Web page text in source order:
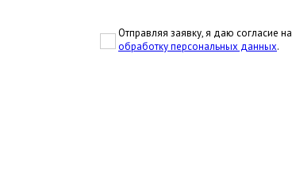
Отправляя заявку, я даю согласие на
обработку персональных данных.